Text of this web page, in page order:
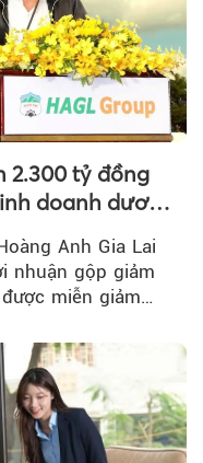
2.300 tỷ đồng
doanh dương
Anh Gia Lai
nhuận gộp giảm
miễn giảm